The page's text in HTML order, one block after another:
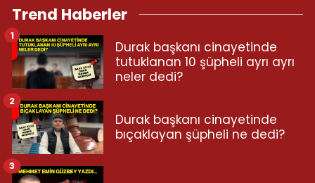
Trend Haberler
Durak başkanı cinayetinde
tutuklanan 10 şüpheli ayrı ayrı
neler dedi?
1
Durak başkanı cinayetinde
bıçaklayan şüpheli ne dedi?
2
3